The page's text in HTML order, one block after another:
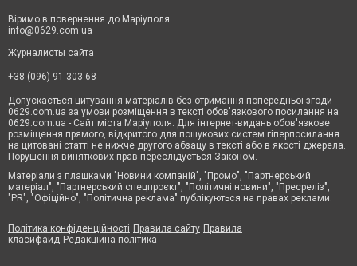
Віримо в повернення до Маріуполя
info@0629.com.ua
Журналисты сайта
+38 (096) 91 303 68
Допускається цитування матеріалів без отримання попередньої згоди
0629.com.ua за умови розміщення в тексті обов'язкового посилання на
0629.com.ua - Сайт міста Маріуполя. Для інтернет-видань обов'язкове
розміщення прямого, відкритого для пошукових систем гіперпосилання
на цитовані статті не нижче другого абзацу в тексті або в якості джерела.
Порушення виняткових прав переслідується Законом.
Матеріали з плашками "Новини компаній", "Промо", "Партнерський
матеріал", "Партнерський спецпроєкт", "Політичні новини", "Пресреліз",
"PR", "Офіційно", "Політична реклама" публікуються на правах реклами.
Політика конфіденційності Правила сайту Правила
класифайд Редакційна політика